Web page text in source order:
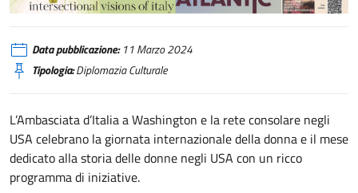
USA, Giornata della Donna e Women’s History Month
Data pubblicazione:11 Marzo 2024
Tipologia:Diplomazia Culturale
L’Ambasciata d’Italia a Washington e la rete consolare negli
USA celebrano la giornata internazionale della donna e il mese
dedicato alla storia delle donne negli USA con un ricco
programma di iniziative.